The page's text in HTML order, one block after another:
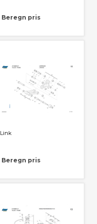
Beregn pris
Link
Beregn pris